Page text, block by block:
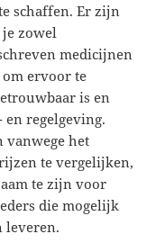
schaffen. Er zijn
zowel
medicijnen
ervoor te
is en
en regelgeving.
vanwege het
te vergelijken,
te zijn voor
die mogelijk
leveren.